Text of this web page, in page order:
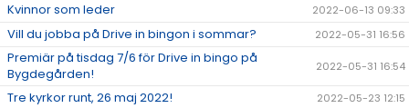
Kvinnor som leder 2022-06-13 09:33
Vill du jobba på Drive in bingon i sommar? 2022-05-31 16:56
Premiär på tisdag 7/6 för Drive in bingo på
Bygdegården!
2022-05-31 16:54
Tre kyrkor runt, 26 maj 2022! 2022-05-23 12:15